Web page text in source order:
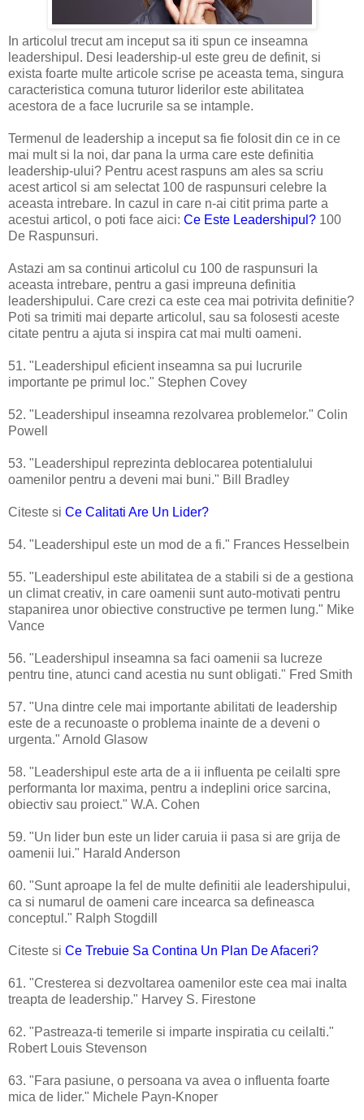
In articolul trecut am inceput sa iti spun ce inseamna
leadershipul. Desi leadership-ul este greu de definit, si
exista foarte multe articole scrise pe aceasta tema, singura
caracteristica comuna tuturor liderilor este abilitatea
acestora de a face lucrurile sa se intample.
Termenul de leadership a inceput sa fie folosit din ce in ce
mai mult si la noi, dar pana la urma care este definitia
leadership-ului? Pentru acest raspuns am ales sa scriu
acest articol si am selectat 100 de raspunsuri celebre la
aceasta intrebare. In cazul in care n-ai citit prima parte a
acestui articol, o poti face aici: Ce Este Leadershipul? 100
De Raspunsuri.
Astazi am sa continui articolul cu 100 de raspunsuri la
aceasta intrebare, pentru a gasi impreuna definitia
leadershipului. Care crezi ca este cea mai potrivita definitie?
Poti sa trimiti mai departe articolul, sau sa folosesti aceste
citate pentru a ajuta si inspira cat mai multi oameni.
51. "Leadershipul eficient inseamna sa pui lucrurile
importante pe primul loc." Stephen Covey
52. "Leadershipul inseamna rezolvarea problemelor." Colin
Powell
53. "Leadershipul reprezinta deblocarea potentialului
oamenilor pentru a deveni mai buni." Bill Bradley
Citeste si Ce Calitati Are Un Lider?
54. "Leadershipul este un mod de a fi." Frances Hesselbein
55. "Leadershipul este abilitatea de a stabili si de a gestiona
un climat creativ, in care oamenii sunt auto-motivati pentru
stapanirea unor obiective constructive pe termen lung." Mike
Vance
56. "Leadershipul inseamna sa faci oamenii sa lucreze
pentru tine, atunci cand acestia nu sunt obligati." Fred Smith
57. "Una dintre cele mai importante abilitati de leadership
este de a recunoaste o problema inainte de a deveni o
urgenta." Arnold Glasow
58. "Leadershipul este arta de a ii influenta pe ceilalti spre
performanta lor maxima, pentru a indeplini orice sarcina,
obiectiv sau proiect." W.A. Cohen
59. "Un lider bun este un lider caruia ii pasa si are grija de
oamenii lui." Harald Anderson
60. "Sunt aproape la fel de multe definitii ale leadershipului,
ca si numarul de oameni care incearca sa defineasca
conceptul." Ralph Stogdill
Citeste si Ce Trebuie Sa Contina Un Plan De Afaceri?
61. "Cresterea si dezvoltarea oamenilor este cea mai inalta
treapta de leadership." Harvey S. Firestone
62. "Pastreaza-ti temerile si imparte inspiratia cu ceilalti."
Robert Louis Stevenson
63. "Fara pasiune, o persoana va avea o influenta foarte
mica de lider." Michele Payn-Knoper